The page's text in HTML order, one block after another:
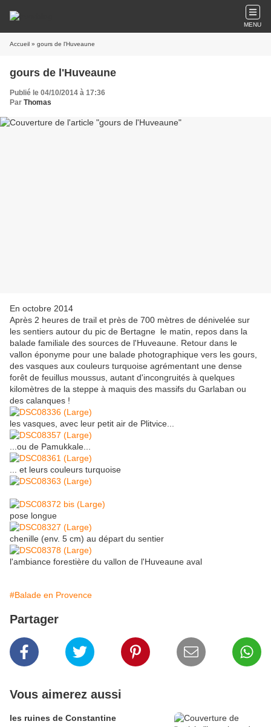
MENU
Accueil » gours de l'Huveaune
gours de l'Huveaune
Publié le 04/10/2014 à 17:36
Par Thomas
En octobre 2014
Après 2 heures de trail et près de 700 mètres de dénivelée sur
les sentiers autour du pic de Bertagne le matin, repos dans la
balade familiale des sources de l'Huveaune. Retour dans le
vallon éponyme pour une balade photographique vers les gours,
des vasques aux couleurs turquoise agrémentant une dense
forêt de feuillus moussus, autant d'incongruités à quelques
kilomètres de la steppe à maquis des massifs du Garlaban ou
des calanques !
les vasques, avec leur petit air de Plitvice...
...ou de Pamukkale...
... et leurs couleurs turquoise
pose longue
chenille (env. 5 cm) au départ du sentier
l'ambiance forestière du vallon de l'Huveaune aval
#Balade en Provence
Partager
Vous aimerez aussi
les ruines de Constantine